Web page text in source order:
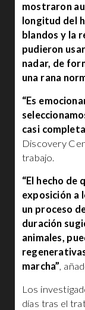
mostraron
longitud del
blandos y la
pudieron
nadar, de
una rana
“Es
casi
Discovery
trabajo.
“El hecho de
exposición a
un proceso
duración
animales,
marcha”,
Los
días tras el